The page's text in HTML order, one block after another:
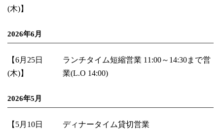
(木)】
2026年6月
【6月25日
(木)】
ランチタイム短縮営業 11:00～14:30まで営
業(L.O 14:00)
2026年5月
【5月10日
ディナータイム貸切営業